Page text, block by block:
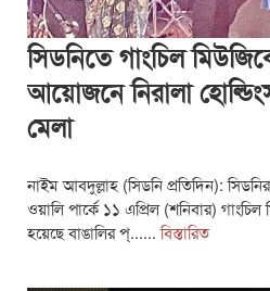
সিডনিতে গাংচিল
আয়োজনে নিরালা
মেলা
নাইম আবদুল্লাহ (সিডনি প্রতিদিন): সিডনির
ওয়ালি পার্কে ১১ এপ্রিল (শনিবার)
হয়েছে বাঙালির প্......বিস্তারিত